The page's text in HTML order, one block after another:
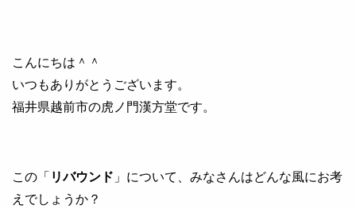
こんにちは＾＾
いつもありがとうございます。
福井県越前市の虎ノ門漢方堂です。
この「 リバウンド 」について、みなさんはどんな風にお考
えでしょうか？